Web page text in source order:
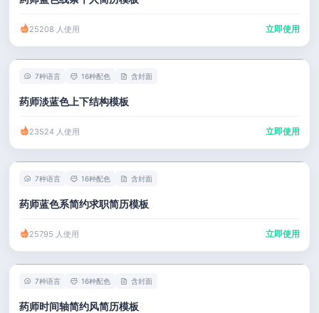
25208 人使用 立即使用
7种语言 16种配色 含封面
药师淡蓝色上下结构模板
23524 人使用 立即使用
7种语言 16种配色 含封面
药师蓝色系简约求职简历模板
25795 人使用 立即使用
7种语言 16种配色 含封面
药师时间轴简约风简历模板